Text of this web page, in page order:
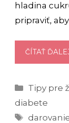
hladina
pripraviť,
ČÍTAŤ
Kategórie
Tipy pre
diabete
Značky